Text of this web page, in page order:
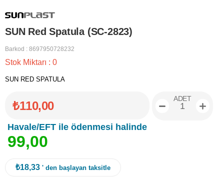
SUN Red Spatula (SC-2823)
Barkod : 8697950728232
Stok Miktarı : 0
SUN RED SPATULA
₺110,00
Havale/EFT ile ödenmesi halinde
99,00
ADET
₺18,33 ' den başlayan taksitle